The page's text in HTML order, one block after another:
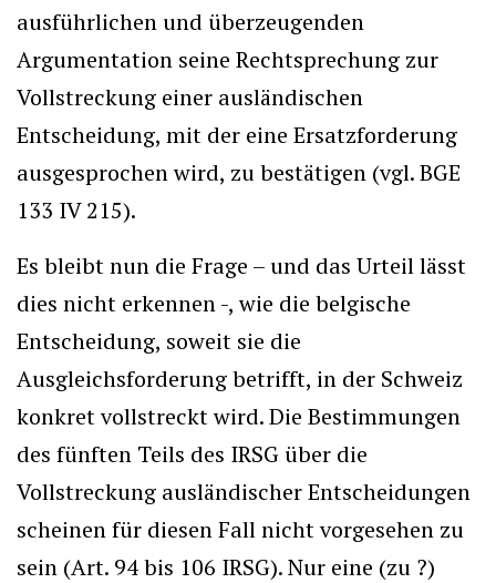
ausführlichen und überzeugenden
Argumentation seine Rechtsprechung zur
Vollstreckung einer ausländischen
Entscheidung, mit der eine Ersatzforderung
ausgesprochen wird, zu bestätigen (vgl. BGE
133 IV 215).
Es bleibt nun die Frage – und das Urteil lässt
dies nicht erkennen -, wie die belgische
Entscheidung, soweit sie die
Ausgleichsforderung betrifft, in der Schweiz
konkret vollstreckt wird. Die Bestimmungen
des fünften Teils des IRSG über die
Vollstreckung ausländischer Entscheidungen
scheinen für diesen Fall nicht vorgesehen zu
sein (Art. 94 bis 106 IRSG). Nur eine (zu ?)